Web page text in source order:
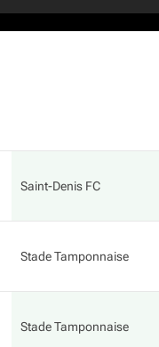
Saint-Denis FC
Stade Tamponnaise
Stade Tamponnaise